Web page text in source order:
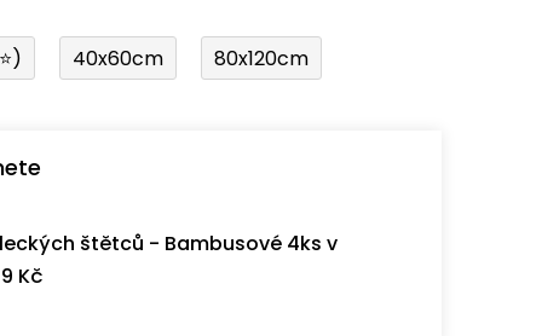
40x60cm 80x120cm
štětců - Bambusové 4ks v
Kč